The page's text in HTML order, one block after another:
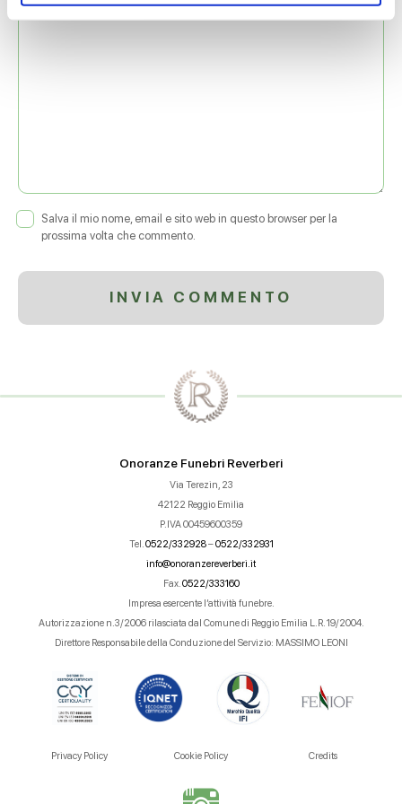
Salva il mio nome, email e sito web in questo browser per la
prossima volta che commento.
Onoranze Funebri Reverberi
Via Terezin, 23
42122 Reggio Emilia
P.IVA 00459600359
Tel. 0522/332928–0522/332931
info@onoranzereverberi.it
Fax. 0522/333160
Impresa esercente l’attività funebre.
Autorizzazione n.3/2006 rilasciata dal Comune di Reggio Emilia L.R. 19/2004.
Direttore Responsabile della Conduzione del Servizio: MASSIMO LEONI
Privacy Policy Cookie Policy Credits